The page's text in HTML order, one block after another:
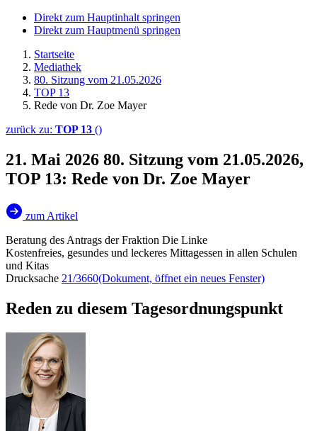
Direkt zum Hauptinhalt springen
Direkt zum Hauptmenü springen
Startseite
Mediathek
80. Sitzung vom 21.05.2026
TOP 13
Rede von Dr. Zoe Mayer
zurück zu: TOP 13 ()
21. Mai 2026 80. Sitzung vom 21.05.2026,
TOP 13: Rede von Dr. Zoe Mayer
zum Artikel
Beratung des Antrags der Fraktion Die Linke
Kostenfreies, gesundes und leckeres Mittagessen in allen Schulen
und Kitas
Drucksache 21/3660(Dokument, öffnet ein neues Fenster)
Reden zu diesem Tagesordnungspunkt